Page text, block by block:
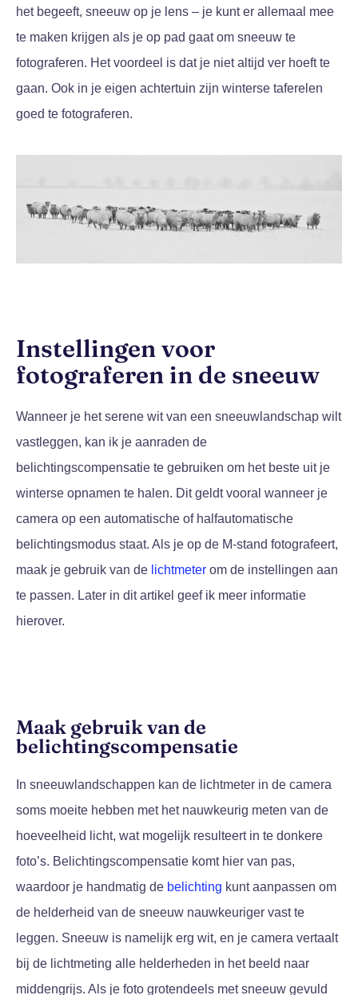
het begeeft, sneeuw op je lens – je kunt er allemaal mee
te maken krijgen als je op pad gaat om sneeuw te
fotograferen. Het voordeel is dat je niet altijd ver hoeft te
gaan. Ook in je eigen achtertuin zijn winterse taferelen
goed te fotograferen.
Instellingen voor
fotograferen in de sneeuw
Wanneer je het serene wit van een sneeuwlandschap wilt
vastleggen, kan ik je aanraden de
belichtingscompensatie te gebruiken om het beste uit je
winterse opnamen te halen. Dit geldt vooral wanneer je
camera op een automatische of halfautomatische
belichtingsmodus staat. Als je op de M-stand fotografeert,
maak je gebruik van de lichtmeter om de instellingen aan
te passen. Later in dit artikel geef ik meer informatie
hierover.
Maak gebruik van de
belichtingscompensatie
In sneeuwlandschappen kan de lichtmeter in de camera
soms moeite hebben met het nauwkeurig meten van de
hoeveelheid licht, wat mogelijk resulteert in te donkere
foto’s. Belichtingscompensatie komt hier van pas,
waardoor je handmatig de belichting kunt aanpassen om
de helderheid van de sneeuw nauwkeuriger vast te
leggen. Sneeuw is namelijk erg wit, en je camera vertaalt
bij de lichtmeting alle helderheden in het beeld naar
middengrijs. Als je foto grotendeels met sneeuw gevuld